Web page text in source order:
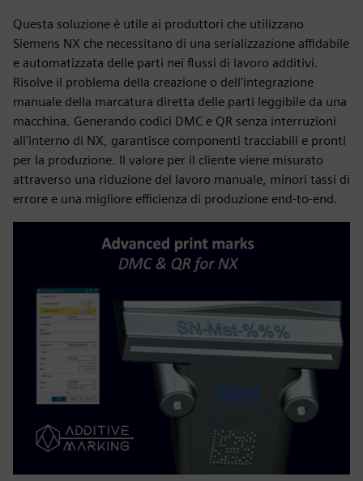
Questa soluzione è utile ai produttori che utilizzano
Siemens NX che necessitano di una serializzazione affidabile
e automatizzata delle parti nei flussi di lavoro additivi.
Risolve il problema della creazione o dell'integrazione
manuale della marcatura diretta delle parti leggibile da una
macchina. Generando codici DMC e QR senza interruzioni
all'interno di NX, garantisce componenti tracciabili e pronti
per la produzione. Il valore per il cliente viene misurato
attraverso una riduzione del lavoro manuale, minori tassi di
errore e una migliore efficienza di produzione end-to-end.